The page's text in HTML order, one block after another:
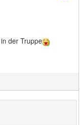
der Truppe